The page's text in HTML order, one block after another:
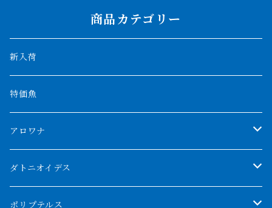
商品カテゴリー
新入荷
特価魚
アロワナ
クンパイ
アブソリュートレッド
ダトニオイデス
シャムタイガー
ポリプテルス